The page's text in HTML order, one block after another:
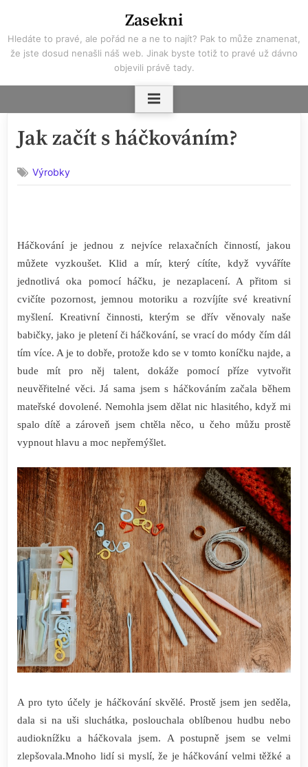
content
Zasekni
Hledáte to pravé, ale pořád ne a ne to najít? Pak to může znamenat,
že jste dosud nenašli náš web. Jinak byste totiž to pravé už dávno
objevili právě tady.
Jak začít s háčkováním?
Výrobky
Háčkování je jednou z nejvíce relaxačních činností, jakou
můžete vyzkoušet. Klid a mír, který cítíte, když vyváříte
jednotlivá oka pomocí háčku, je nezaplacení. A přitom si
cvičíte pozornost, jemnou motoriku a rozvíjíte své kreativní
myšlení.Kreativní činnosti, kterým se dřív věnovaly naše
babičky, jako je pletení či háčkování, se vrací do módy čím dál
tím více. A je to dobře, protože kdo se v tomto koníčku najde, a
bude mít pro něj talent, dokáže pomocí příze vytvořit
neuvěřitelné věci.Já sama jsem s háčkováním začala během
mateřské dovolené. Nemohla jsem dělat nic hlasitého, když mi
spalo dítě a zároveň jsem chtěla něco, u čeho můžu prostě
vypnout hlavu a moc nepřemýšlet.
A pro tyto účely je háčkování skvělé. Prostě jsem jen seděla,
dala si na uši sluchátka, poslouchala oblíbenou hudbu nebo
audioknížku a háčkovala jsem. A postupně jsem se velmi
zlepšovala.Mnoho lidí si myslí, že je háčkování velmi těžké a